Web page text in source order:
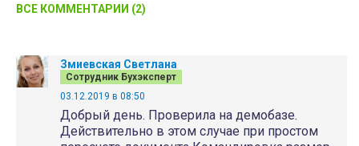
ВСЕ КОММЕНТАРИИ (2)
Змиевская Светлана
Сотрудник Бухэксперт
03.12.2019 в 08:50
Добрый день. Проверила на демобазе.
Действительно в этом случае при простом